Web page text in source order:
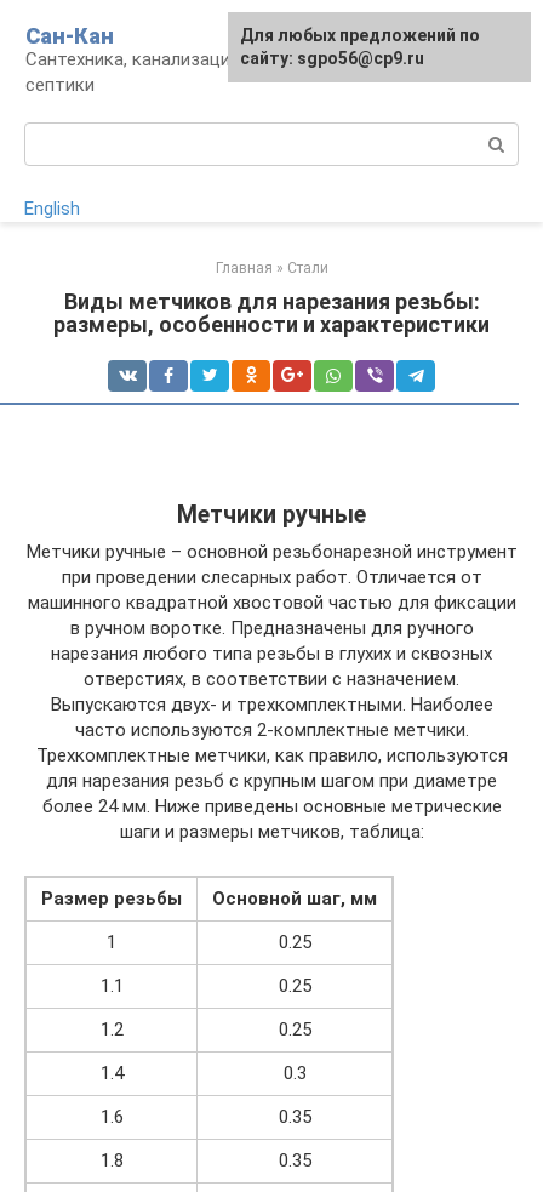
контенту
Сан-Кан
Сантехника, канализация, водопровод,
септики
English
Главная » Стали
Виды метчиков для нарезания резьбы:
размеры, особенности и характеристики
Метчики ручные
Метчики ручные – основной резьбонарезной инструмент
при проведении слесарных работ. Отличается от
машинного квадратной хвостовой частью для фиксации
в ручном воротке. Предназначены для ручного
нарезания любого типа резьбы в глухих и сквозных
отверстиях, в соответствии с назначением.
Выпускаются двух- и трехкомплектными. Наиболее
часто используются 2-комплектные метчики.
Трехкомплектные метчики, как правило, используются
для нарезания резьб с крупным шагом при диаметре
более 24 мм. Ниже приведены основные метрические
шаги и размеры метчиков, таблица:
Размер резьбы
Основной шаг, мм
1
0.25
1.1
0.25
1.2
0.25
1.4
0.3
1.6
0.35
1.8
0.35
Для любых предложений по
сайту: sgpo56@cp9.ru